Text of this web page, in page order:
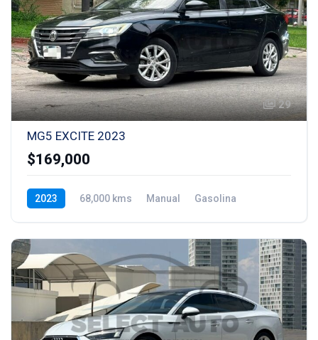
29
MG5 EXCITE 2023
$169,000
2023 68,000 kms Manual Gasolina